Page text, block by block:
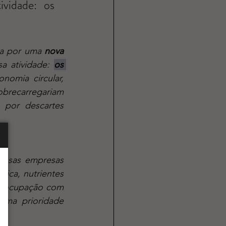
os
por uma
nova
atividade: os
circular,
por descartes
nutrientes
com
prioridade